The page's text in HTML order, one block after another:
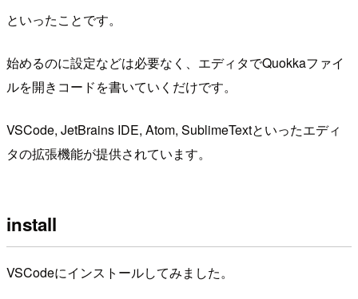
といったことです。
始めるのに設定などは必要なく、エディタでQuokkaファイ
ルを開きコードを書いていくだけです。
VSCode, JetBrains IDE, Atom, SublimeTextといったエディ
タの拡張機能が提供されています。
install
VSCodeにインストールしてみました。